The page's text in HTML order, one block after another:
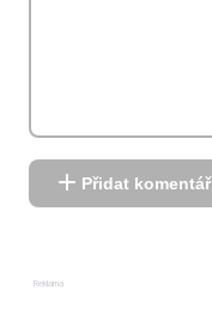
Přidat komentář
Reklama